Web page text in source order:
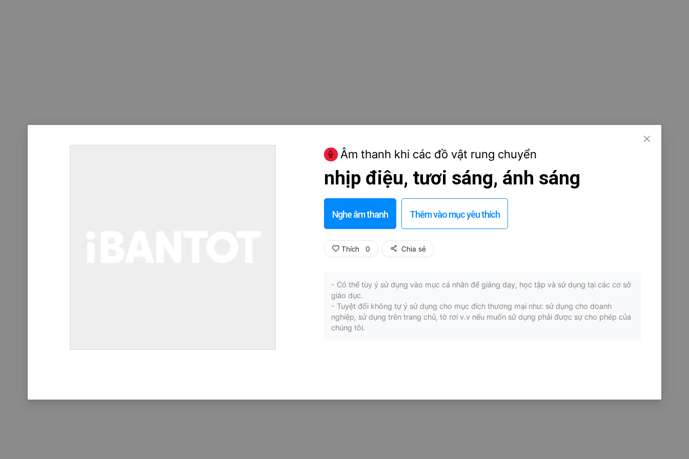
Âm thanh khi các đồ vật rung chuyển
nhịp điệu, tươi sáng, ánh sáng
Nghe âm thanh Thêm vào mục yêu thích
Thích 0 Chia sẻ
- Có thể tùy ý sử dụng vào mục cá nhân để giảng dạy, học tập và sử dụng tại các cơ sở
giáo dục.
- Tuyệt đối không tự ý sử dụng cho mục đích thương mại như: sử dụng cho doanh
nghiệp, sử dụng trên trang chủ, tờ rơi v.v nếu muốn sử dụng phải được sự cho phép của
chúng tôi.